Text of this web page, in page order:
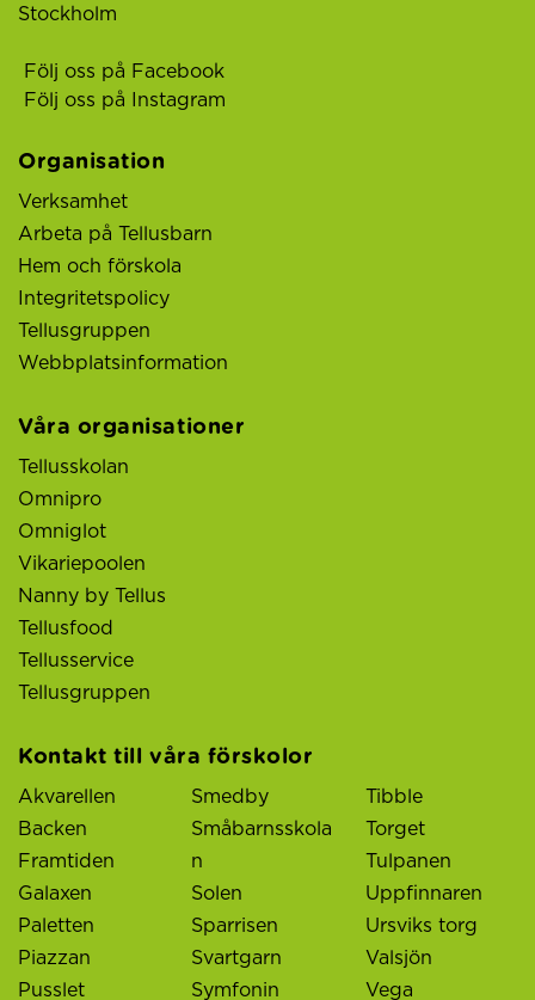
Stockholm
Följ oss på Facebook
Följ oss på Instagram
Organisation
Verksamhet
Arbeta på Tellusbarn
Hem och förskola
Integritetspolicy
Tellusgruppen
Webbplatsinformation
Våra organisationer
Tellusskolan
Omnipro
Omniglot
Vikariepoolen
Nanny by Tellus
Tellusfood
Tellusservice
Tellusgruppen
Kontakt till våra förskolor
Akvarellen
Backen
Framtiden
Galaxen
Paletten
Piazzan
Pusslet
Smedby
Småbarnsskola
n
Solen
Sparrisen
Svartgarn
Symfonin
Tibble
Torget
Tulpanen
Uppfinnaren
Ursviks torg
Valsjön
Vega